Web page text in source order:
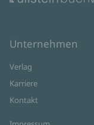
Unternehmen
Verlag
Karriere
Kontakt